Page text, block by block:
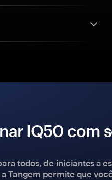
IQ50 com
todos, de iniciantes a
Tangem permite que